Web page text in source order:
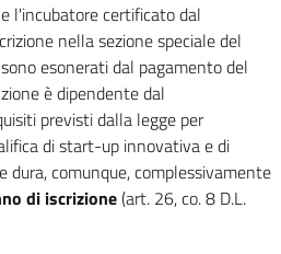
l'incubatore certificato dal
nella sezione speciale del
esonerati dal pagamento del
è dipendente dal
previsti dalla legge per
di start-up innovativa e di
dura, comunque, complessivamente
di iscrizione(art. 26, co. 8 D.L.